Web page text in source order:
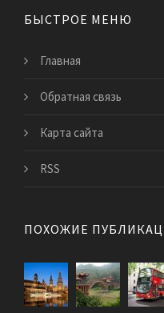
БЫСТРОЕ МЕНЮ
Главная
Обратная связь
Карта сайта
RSS
ПОХОЖИЕ